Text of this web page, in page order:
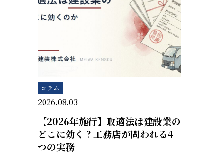
コラム
2026.08.03
【2026年施行】取適法は建設業の
どこに効く？工務店が問われる4
つの実務